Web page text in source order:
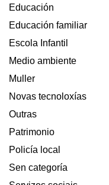
Educación
Educación familiar
Escola Infantil
Medio ambiente
Muller
Novas tecnoloxías
Outras
Patrimonio
Policía local
Sen categoría